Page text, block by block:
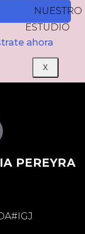
NUESTRO
ESTUDIO
X
ahora
PEREYRA